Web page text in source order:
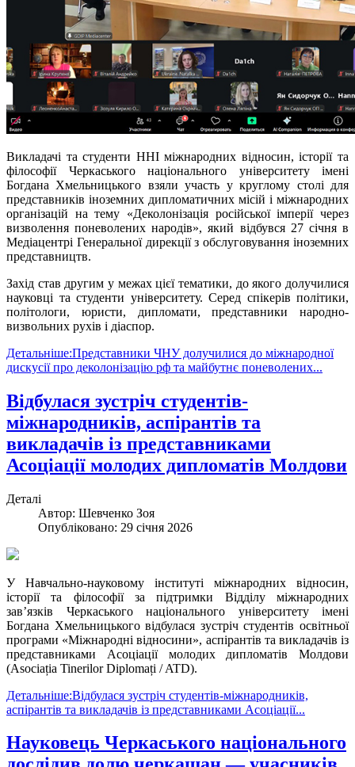
Викладачі та студенти ННІ міжнародних відносин, історії та
філософії Черкаського національного університету імені
Богдана Хмельницького взяли участь у круглому столі для
представників іноземних дипломатичних місій і міжнародних
організацій на тему «Деколонізація російської імперії через
визволення поневолених народів», який відбувся 27 січня в
Медіацентрі Генеральної дирекції з обслуговування іноземних
представництв.
Захід став другим у межах цієї тематики, до якого долучилися
науковці та студенти університету. Серед спікерів політики,
політологи, юристи, дипломати, представники народно-
визвольних рухів і діаспор.
Детальніше:Представники ЧНУ долучилися до міжнародної
дискусії про деколонізацію рф та майбутнє поневолених...
Відбулася зустріч студентів-
міжнародників, аспірантів та
викладачів із представниками
Асоціації молодих дипломатів Молдови
Деталі
Автор: Шевченко Зоя
Опубліковано: 29 січня 2026
У Навчально-науковому інституті міжнародних відносин,
історії та філософії за підтримки Відділу міжнародних
зав’язків Черкаського національного університету імені
Богдана Хмельницького відбулася зустріч студентів освітньої
програми «Міжнародні відносини», аспірантів та викладачів із
представниками Асоціації молодих дипломатів Молдови
(Asociația Tinerilor Diplomați / ATD).
Детальніше:Відбулася зустріч студентів-міжнародників,
аспірантів та викладачів із представниками Асоціації...
Науковець Черкаського національного